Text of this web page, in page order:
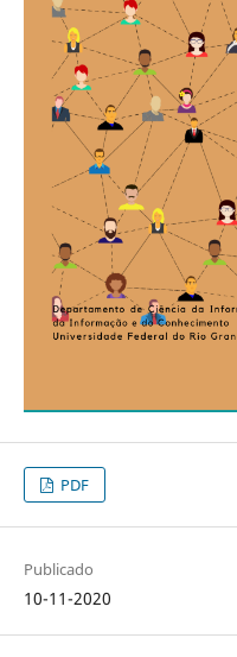
PDF
Publicado
10-11-2020